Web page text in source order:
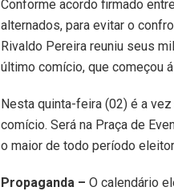
Conforme acordo firmado
alternados, para evitar o
Rivaldo Pereira reuniu seus
último comício, que começou
Nesta quinta-feira (02) é a
comício. Será na Praça de
o maior de todo período
Propaganda – O calendário